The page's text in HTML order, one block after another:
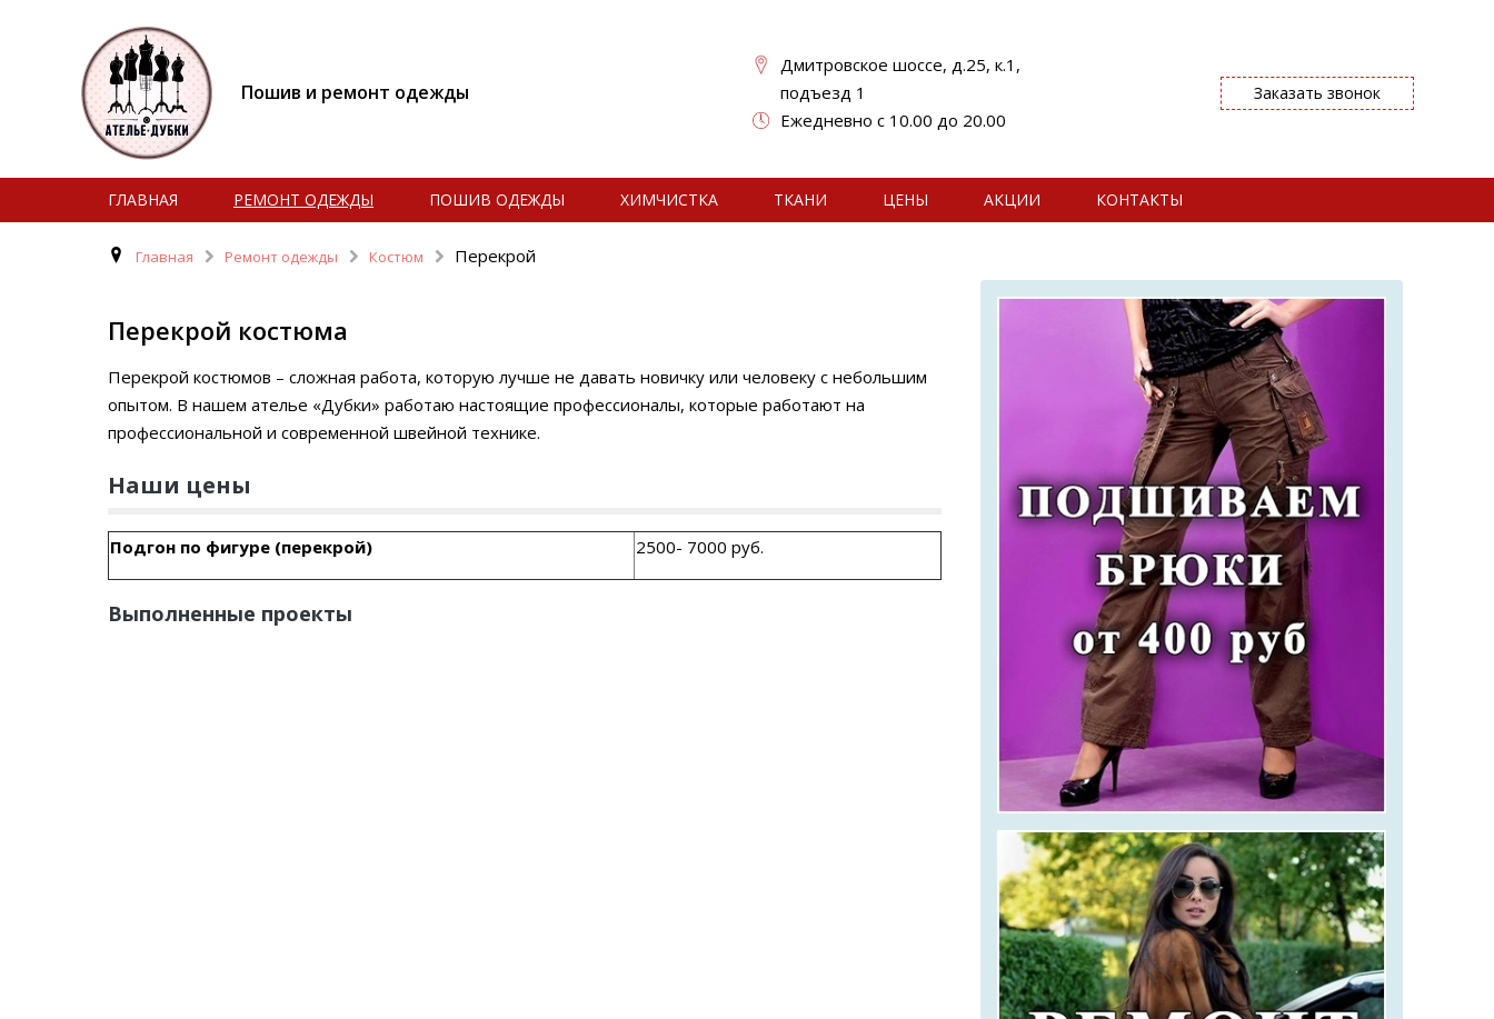
Пошив и ремонт одежды
Дмитровское шоссе, д.25, к.1,
подъезд 1
Ежедневно с 10.00 до 20.00
Заказать звонок
ГЛАВНАЯ РЕМОНТ ОДЕЖДЫ ПОШИВ ОДЕЖДЫ ХИМЧИСТКА ТКАНИ ЦЕНЫ АКЦИИ КОНТАКТЫ
Главная Ремонт одежды Костюм Перекрой
Перекрой костюма
Перекрой костюмов – сложная работа, которую лучше не давать новичку или человеку с небольшим
опытом. В нашем ателье «Дубки» работаю настоящие профессионалы, которые работают на
профессиональной и современной швейной технике.
Наши цены
Подгон по фигуре (перекрой) 2500- 7000 руб.
Выполненные проекты